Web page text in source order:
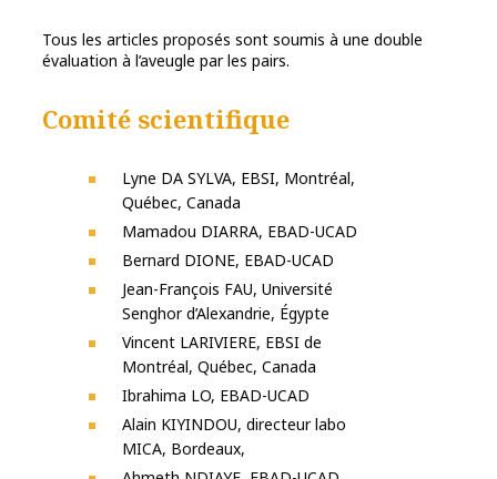
Tous les articles proposés sont soumis à une double
évaluation à l’aveugle par les pairs.
Comité scientifique
Lyne DA SYLVA, EBSI, Montréal,
Québec, Canada
Mamadou DIARRA, EBAD-UCAD
Bernard DIONE, EBAD-UCAD
Jean-François FAU, Université
Senghor d’Alexandrie, Égypte
Vincent LARIVIERE, EBSI de
Montréal, Québec, Canada
Ibrahima LO, EBAD-UCAD
Alain KIYINDOU, directeur labo
MICA, Bordeaux,